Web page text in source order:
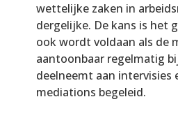
wettelijke zaken in
dergelijke. De kans is het
ook wordt voldaan als de
aantoonbaar regelmatig
deelneemt aan intervisies
mediations begeleid.